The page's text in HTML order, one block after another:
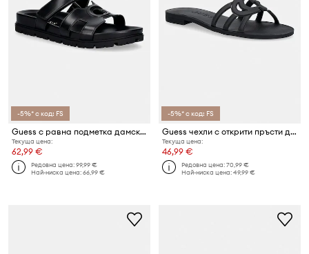
-5%* с код: FS
Guess с равна подметка дамски FASHIEY
Текуща цена:
62,99 €
Редовна цена:99,99 €
Най-ниска цена:66,99 €
-5%* с код: FS
Guess чехли с открити пръсти дамски ELYHO2
Текуща цена:
46,99 €
Редовна цена:70,99 €
Най-ниска цена:49,99 €